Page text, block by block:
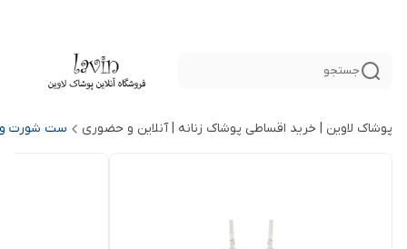
جستجو
پوشاک لاوین | خرید اقساطی پوشاک زنانه | آنلاین و حضوری ست شورت و